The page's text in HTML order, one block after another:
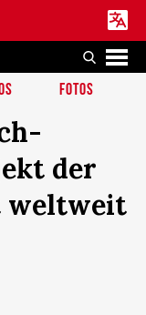
FOTOS
der
weltweit